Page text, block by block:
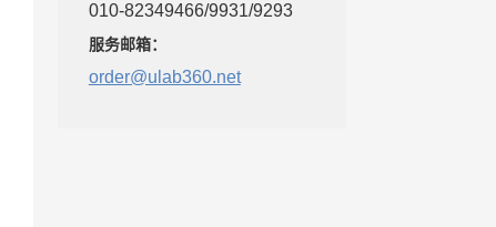
010-82349466/9931/9293
服务邮箱：
order@ulab360.net